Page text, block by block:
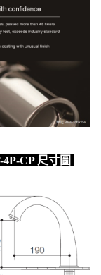
CP 尺寸圖